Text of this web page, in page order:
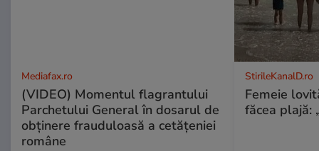
Mediafax.ro
(VIDEO) Momentul flagrantului
Parchetului General în dosarul de
obținere frauduloasă a cetățeniei
române
StirileKanalD.ro
Femeie
făcea plajă: